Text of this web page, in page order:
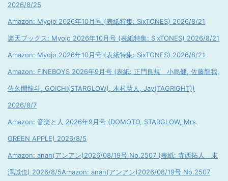
2026/8/25
Amazon: Myojo 2026年10月号 (表紙特集: SixTONES) 2026/8/21
楽天ブックス: Myojo 2026年10月号 (表紙特集: SixTONES) 2026/8/21
Amazon: Myojo 2026年10月号 (表紙特集: SixTONES) 2026/8/21
Amazon: FINEBOYS 2026年9月号 (表紙: 正門良規 小島健, 佐藤龍我,
佐久間龍斗, GOICHI(STARGLOW), 木村慧人, Jay(TAGRIGHT))
2026/8/7
Amazon: 音楽と人 2026年9月号 (DOMOTO, STARGLOW, Mrs.
GREEN APPLE) 2026/8/5
Amazon: anan(アンアン)2026/08/19号 No.2507 (表紙: 寺西拓人 末
澤誠也) 2026/8/5Amazon: anan(アンアン)2026/08/19号 No.2507